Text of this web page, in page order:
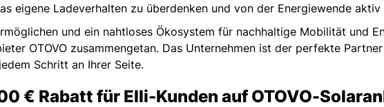
eigene Ladeverhalten zu überdenken und von der Energiewende
und ein nahtloses Ökosystem für nachhaltige Mobilität und
OTOVO zusammengetan. Das Unternehmen ist der perfekte
Schritt an Ihrer Seite.
€ Rabatt für Elli-Kunden auf OTOVO-